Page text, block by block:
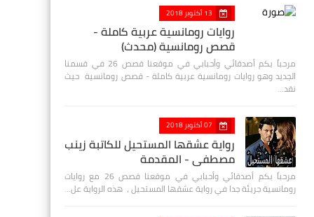
13 أكتوبر 2018
روايات رومانسية عربية كاملة -
قصص رومانسية (محدث)
مرحباً بكم أصدقائي وأحبابي في موقعنا قصص 26 في قسمنا
الجديد وهو روايات رومانسية عربية كاملة - قصص رومانسية حيث
نقد…
07 أكتوبر 2018
رواية عشقها المستحيل للكاتبة زينب
مصطفي - المقدمة
مرحباً بكم أصدقائي وأحبابي في موقعنا قصص 26 مع روايات
رومانسية جريئة جدا في رواية عشقها المستحيل ، هذه الرواية عل…